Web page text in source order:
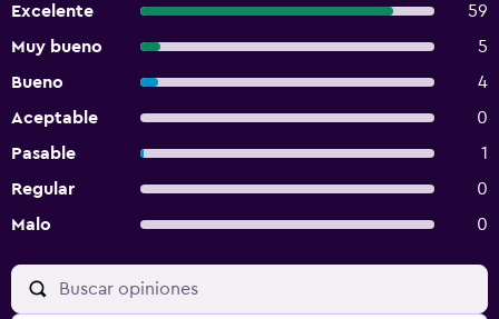
Excelente
59
Muy bueno
5
Bueno
4
Aceptable
0
Pasable
1
Regular
0
Malo
0